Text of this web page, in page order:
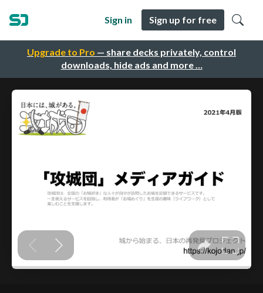
Upgrade to Pro — share decks privately, control
downloads, hide ads and more …
Sign in Sign up for free